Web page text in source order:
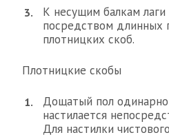
К несущим балкам
посредством длинных
плотницких скоб.
Плотницкие скобы
Дощатый пол
настилается
Для настилки